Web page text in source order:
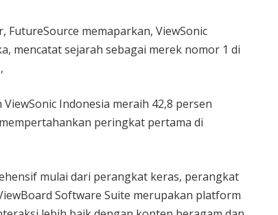
FutureSource memaparkan, ViewSonic
mencatat sejarah sebagai merek nomor 1 di
Indonesia meraih 42,8 persen
peringkat pertama di
mulai dari perangkat keras, perangkat
Software Suite merupakan platform